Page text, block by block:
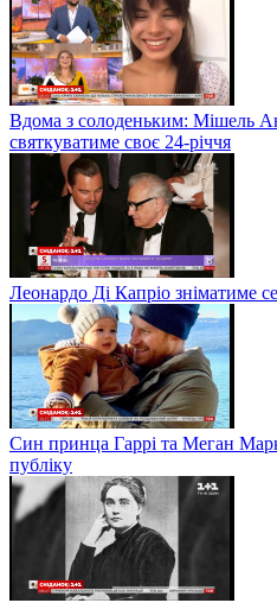
Вдома з солоденьким: Мішель
святкуватиме своє 24-річчя
Леонардо Ді Капріо зніматиме
Син принца Гаррі та Меган
публіку